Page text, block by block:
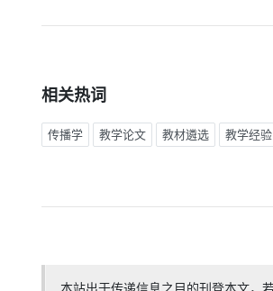
相关热词
传播学 教学论文 教材遴选 教学经验